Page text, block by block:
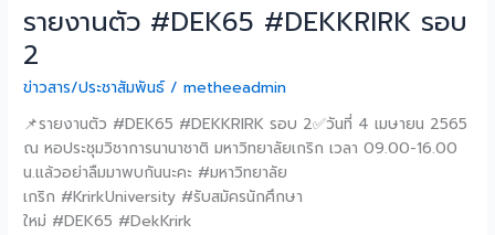
รายงานตัว #DEK65 #DEKKRIRK รอบ
2
ข่าวสาร/ประชาสัมพันธ์/metheeadmin
📌รายงานตัว #DEK65 #DEKKRIRK รอบ 2✅วันที่ 4 เมษายน 2565
ณ หอประชุมวิชาการนานาชาติ มหาวิทยาลัยเกริก เวลา 09.00-16.00
น.แล้วอย่าลืมมาพบกันนะคะ #มหาวิทยาลัย
เกริก #KrirkUniversity #รับสมัครนักศึกษา
ใหม่ #DEK65 #DekKrirk